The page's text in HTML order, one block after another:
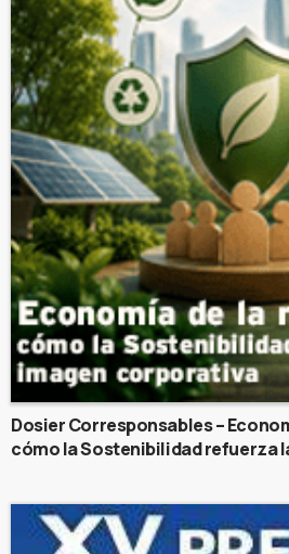
Dosier Corresponsables –
cómo la Sostenibilidad refuerza